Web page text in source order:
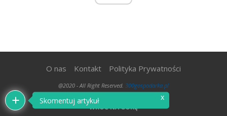
O nas Kontakt Polityka Prywatności
@2020 - All Right Reserved. 300gospodarka.pl
WRÓĆ NA GÓRĘ
Skomentuj artykuł x